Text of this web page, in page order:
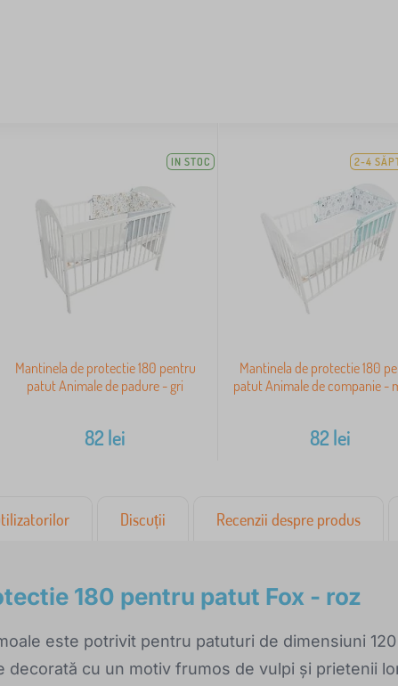
IN STOC
Mantinela de protectie 180 pentru
patut Animale de padure - gri
82 lei
2-4
Mantinela de protectie 180
patut Animale de companie -
82 lei
Discuții Recenzii despre produs
180 pentru patut Fox - roz
este potrivit pentru patuturi de dimensiuni
decorată cu un motiv frumos de vulpi și prietenii